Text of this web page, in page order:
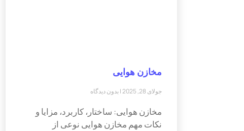
مخازن هوایی
جولای 28, 2025 بدون دیدگاه
مخازن هوایی: ساختار، کاربرد، مزایا و
نکات مهم مخازن هوایی نوعی از